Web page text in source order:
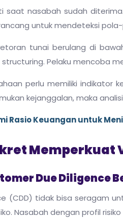
saat nasabah sudah
untuk mendeteksi
tunai berulang di
Pelaku mencoba
perlu memiliki indikator
kejanggalan, maka
Rasio Keuangan untuk
Memperkuat
Due Diligence
(CDD) tidak bisa seragam
Nasabah dengan profil